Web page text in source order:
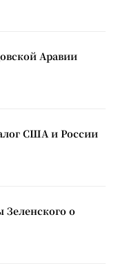
Аравии
США и России
о